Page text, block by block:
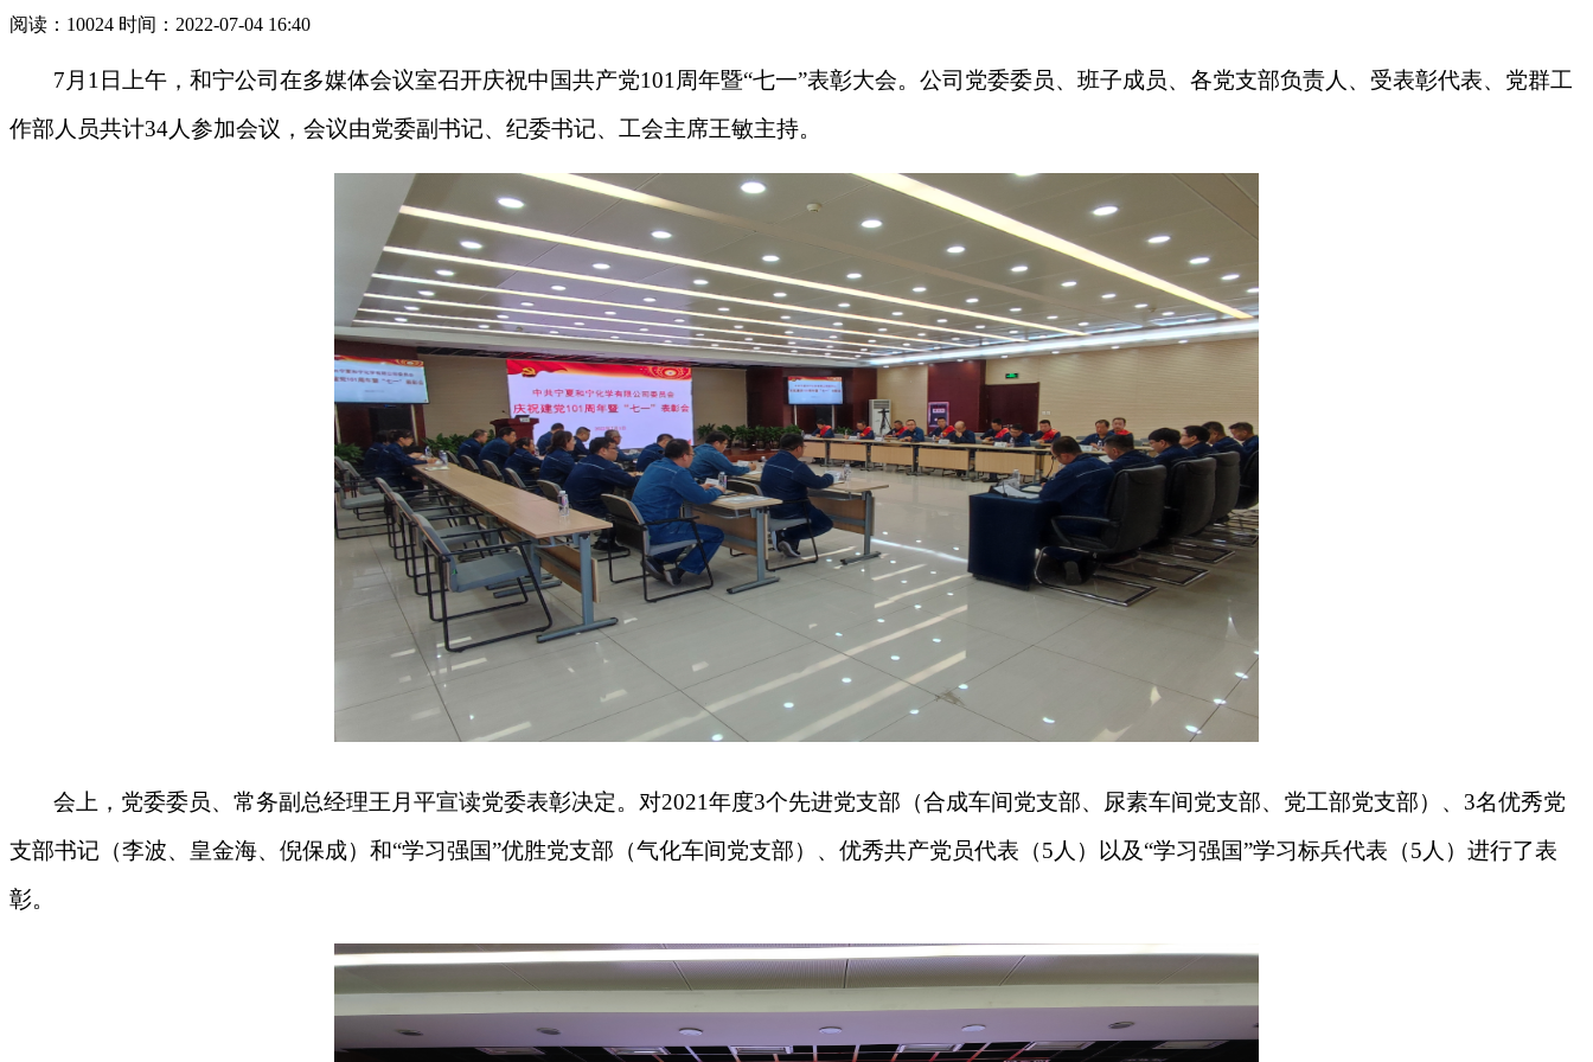
阅读：10024 时间：2022-07-04 16:40
7月1日上午，和宁公司在多媒体会议室召开庆祝中国共产党101周年暨“七一”表彰大会。公司党委委员、班子成员、各党支部负责人、受表彰代表、党群工
作部人员共计34人参加会议，会议由党委副书记、纪委书记、工会主席王敏主持。
会上，党委委员、常务副总经理王月平宣读党委表彰决定。对2021年度3个先进党支部（合成车间党支部、尿素车间党支部、党工部党支部）、3名优秀党
支部书记（李波、皇金海、倪保成）和“学习强国”优胜党支部（气化车间党支部）、优秀共产党员代表（5人）以及“学习强国”学习标兵代表（5人）进行了表
彰。